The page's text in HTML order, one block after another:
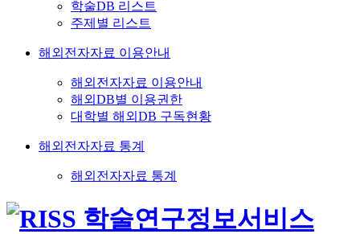
학술DB 리스트
주제별 리스트
해외전자자료 이용안내
해외전자자료 이용안내
해외DB별 이용권한
대학별 해외DB 구독현황
해외전자자료 통계
해외전자자료 통계